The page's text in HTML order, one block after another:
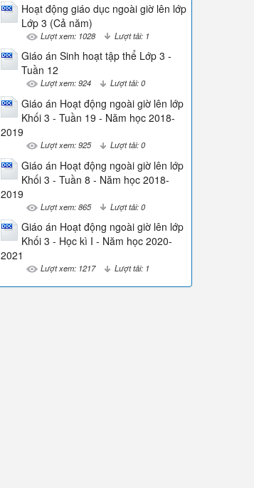
Hoạt động giáo dục ngoài giờ lên lớp
Lớp 3 (Cả năm)
Lượt xem: 1028 Lượt tải: 1
Giáo án Sinh hoạt tập thể Lớp 3 -
Tuần 12
Lượt xem: 924 Lượt tải: 0
Giáo án Hoạt động ngoài giờ lên lớp
Khối 3 - Tuần 19 - Năm học 2018-
2019
Lượt xem: 925 Lượt tải: 0
Giáo án Hoạt động ngoài giờ lên lớp
Khối 3 - Tuần 8 - Năm học 2018-
2019
Lượt xem: 865 Lượt tải: 0
Giáo án Hoạt động ngoài giờ lên lớp
Khối 3 - Học kì I - Năm học 2020-
2021
Lượt xem: 1217 Lượt tải: 1